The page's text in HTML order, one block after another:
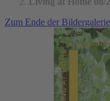
Zum Ende der